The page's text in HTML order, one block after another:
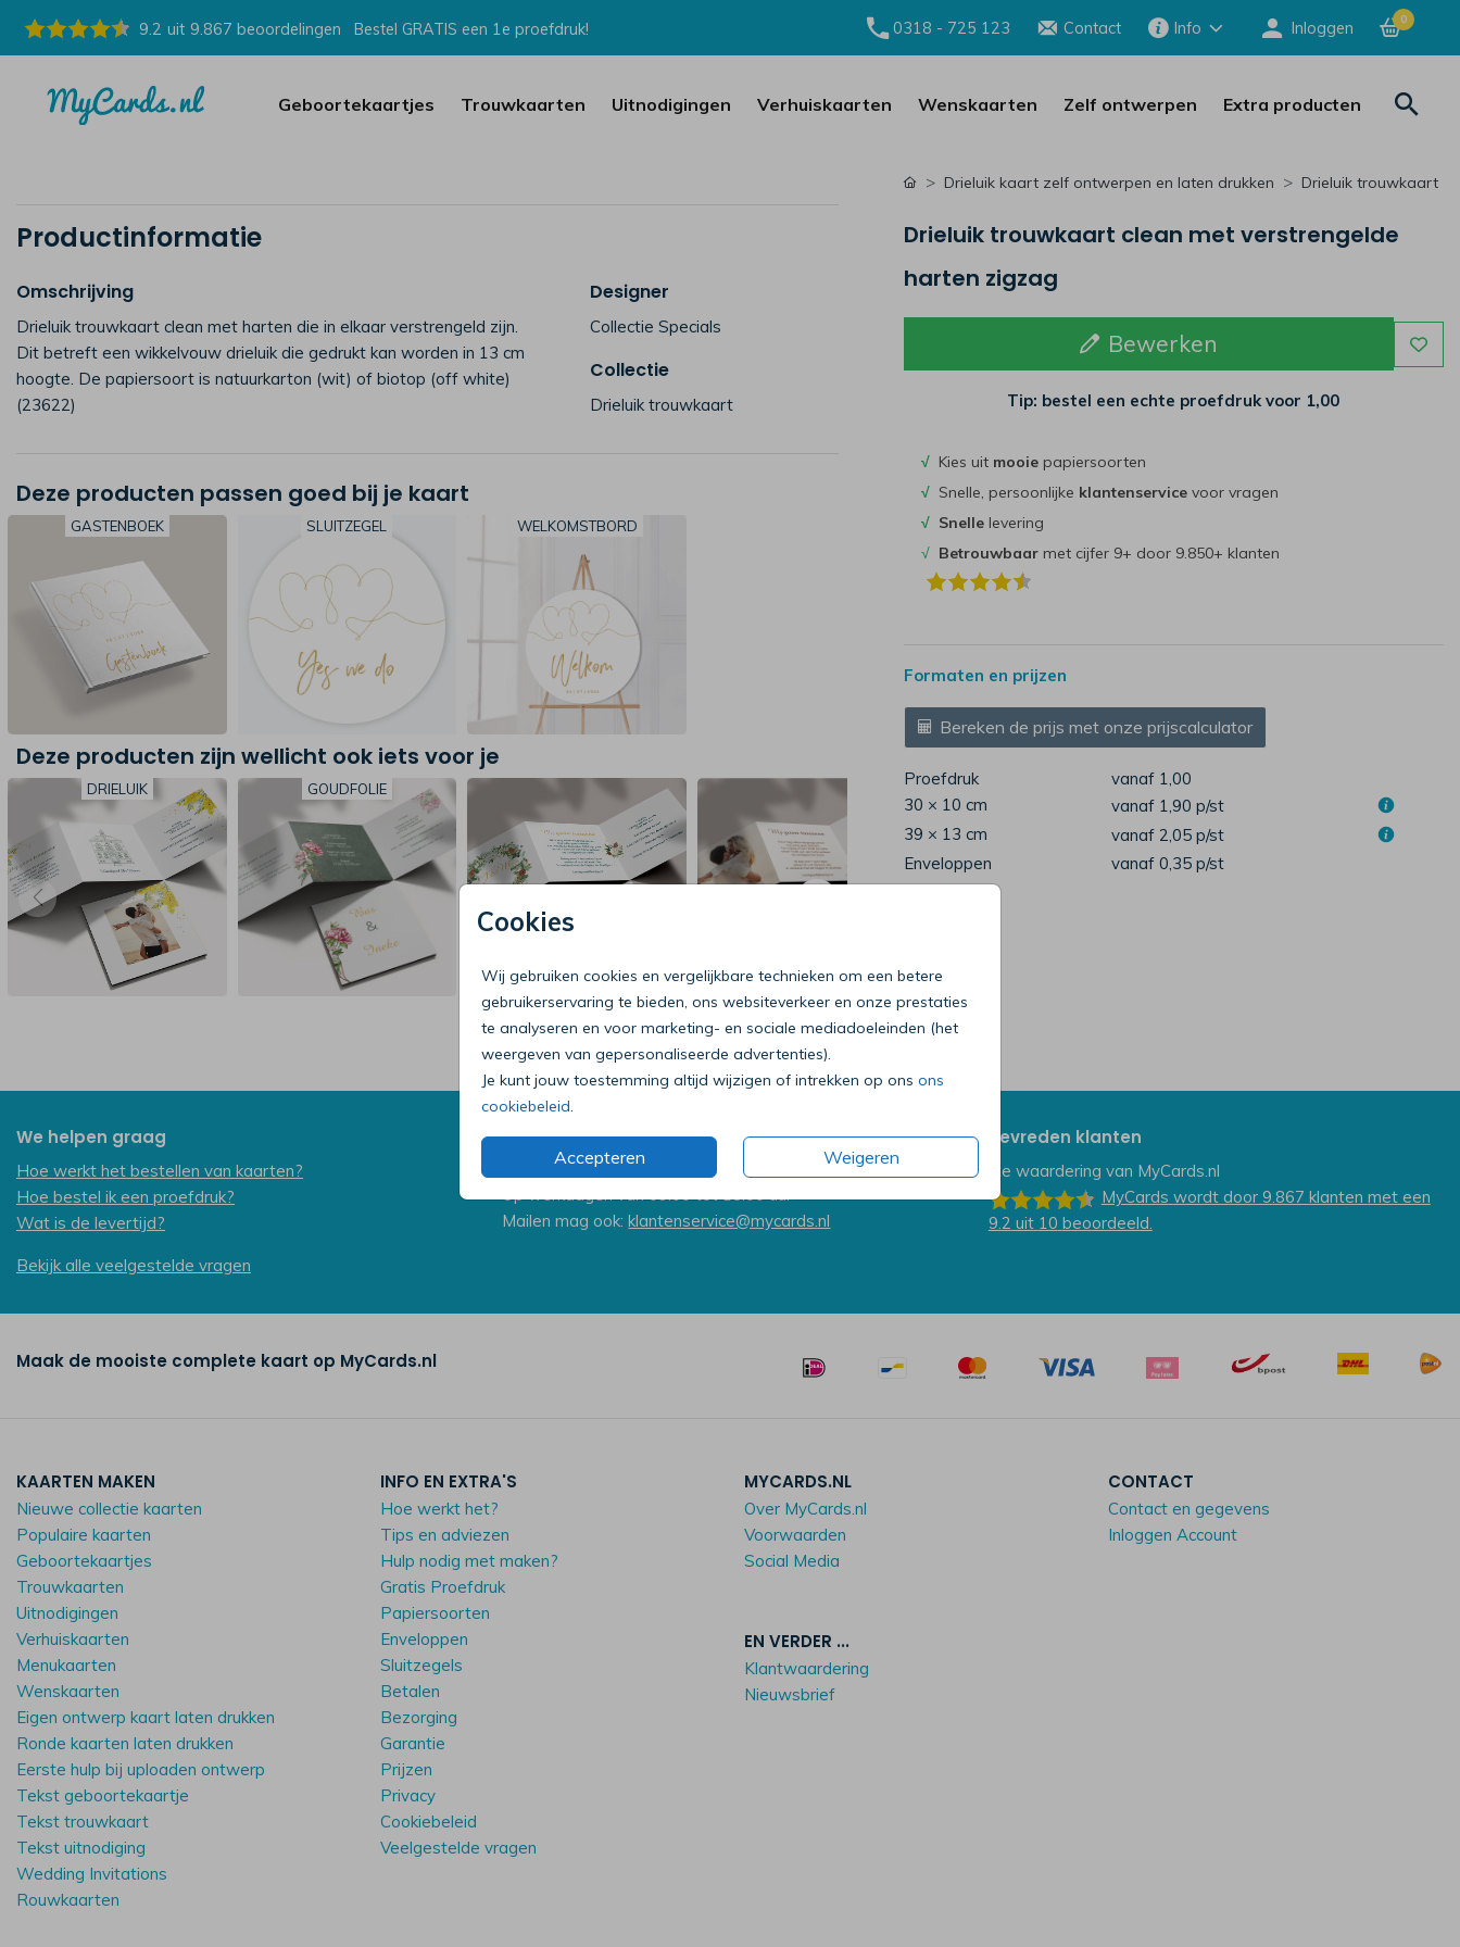
9.2 uit 9.867 beoordelingen Bestel GRATIS een 1e proefdruk! 0318 - 725 123 Contact Info Inloggen 0
Geboortekaartjes Trouwkaarten Uitnodigingen Verhuiskaarten Wenskaarten Zelf ontwerpen Extra producten
Cookies
Wij gebruiken cookies en vergelijkbare technieken om een betere
gebruikerservaring te bieden, ons websiteverkeer en onze prestaties
te analyseren en voor marketing- en sociale mediadoeleinden (het
weergeven van gepersonaliseerde advertenties).
Je kunt jouw toestemming altijd wijzigen of intrekken op ons ons
cookiebeleid.
Accepteren Weigeren
Productinformatie
Omschrijving
Drieluik trouwkaart clean met harten die in elkaar verstrengeld zijn.
Dit betreft een wikkelvouw drieluik die gedrukt kan worden in 13 cm
hoogte. De papiersoort is natuurkarton (wit) of biotop (off white)
(23622)
Designer
Collectie Specials
Collectie
Drieluik trouwkaart
Deze producten passen goed bij je kaart
GASTENBOEK SLUITZEGEL WELKOMSTBORD
Deze producten zijn wellicht ook iets voor je
DRIELUIK GOUDFOLIE
Drieluik kaart zelf ontwerpen en laten drukken Drieluik trouwkaart
Drieluik trouwkaart clean met verstrengelde
harten zigzag
Bewerken
Tip: bestel een echte proefdruk voor 1,00
√Kies uit mooie papiersoorten
√Snelle, persoonlijke klantenservicevoor vragen
√ Snellelevering
√ Betrouwbaarmet cijfer 9+ door 9.850+ klanten
Formaten en prijzen
Bereken de prijs met onze prijscalculator
Proefdruk
vanaf 1,00
30 × 10 cm
vanaf 1,90 p/st
39 × 13 cm
vanaf 2,05 p/st
Enveloppen
vanaf 0,35 p/st
We helpen graag
Hoe werkt het bestellen van kaarten?
Hoe bestel ik een proefdruk?
Wat is de levertijd?
Bekijk alle veelgestelde vragen
Bel onze klantenservice
0318 - 72 51 23
Op werkdagen van 09:00 tot 18:00 uur
Mailen mag ook:klantenservice@mycards.nl
Tevreden klanten
De waardering van MyCards.nl
MyCards wordt door 9.867 klanten met een
9.2 uit 10 beoordeeld.
Maak de mooiste complete kaart op MyCards.nl
KAARTEN MAKEN
Nieuwe collectie kaarten
Populaire kaarten
Geboortekaartjes
Trouwkaarten
Uitnodigingen
Verhuiskaarten
Menukaarten
Wenskaarten
Eigen ontwerp kaart laten drukken
Ronde kaarten laten drukken
Eerste hulp bij uploaden ontwerp
Tekst geboortekaartje
Tekst trouwkaart
Tekst uitnodiging
Wedding Invitations
Rouwkaarten
INFO EN EXTRA'S
Hoe werkt het?
Tips en adviezen
Hulp nodig met maken?
Gratis Proefdruk
Papiersoorten
Enveloppen
Sluitzegels
Betalen
Bezorging
Garantie
Prijzen
Privacy
Cookiebeleid
Veelgestelde vragen
MYCARDS.NL
Over MyCards.nl
Voorwaarden
Social Media
EN VERDER ...
Klantwaardering
Nieuwsbrief
CONTACT
Contact en gegevens
Inloggen Account